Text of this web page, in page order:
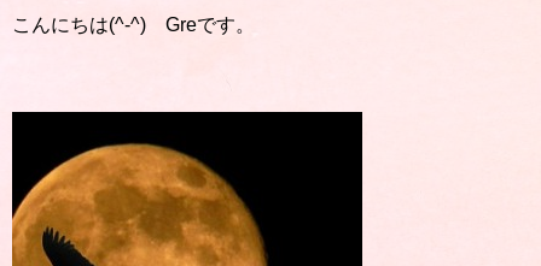
こんにちは(^-^) Greです。